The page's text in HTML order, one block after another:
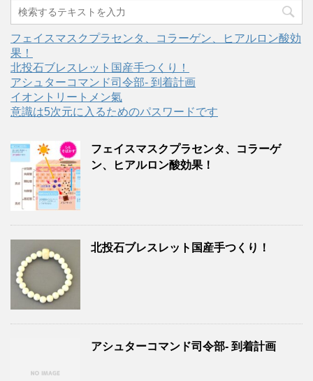
フェイスマスクプラセンタ、コラーゲン、ヒアルロン酸効
果！
北投石ブレスレット国産手つくり！
アシュターコマンド司令部- 到着計画
イオントリートメン氣
意識は5次元に入るためのパスワードです
フェイスマスクプラセンタ、コラーゲ
ン、ヒアルロン酸効果！
北投石ブレスレット国産手つくり！
アシュターコマンド司令部- 到着計画